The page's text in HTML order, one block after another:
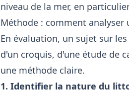
niveau de la mer, en
Méthode : comment
En évaluation, un sujet sur
d'un croquis, d'une étude de
une méthode claire.
1. Identifier la nature du